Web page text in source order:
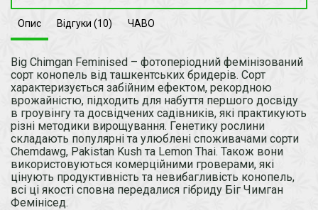
Опис Відгуки (10) ЧАВО
Big Chimgan Feminised – фотоперіодний фемінізований
сорт конопель від ташкентських бридерів. Сорт
характеризується забійним ефектом, рекордною
врожайністю, підходить для набуття першого досвіду
в гроувінгу та досвідчених садівників, які практикують
різні методики вирощування. Генетику рослини
складають популярні та улюблені споживачами сорти
Chemdawg, Pakistan Kush та Lemon Thai. Також вони
використовуються комерційними гроверами, які
цінують продуктивність та невибагливість конопель,
всі ці якості сповна передалися гібриду Біг Чимган
Фемінісед.